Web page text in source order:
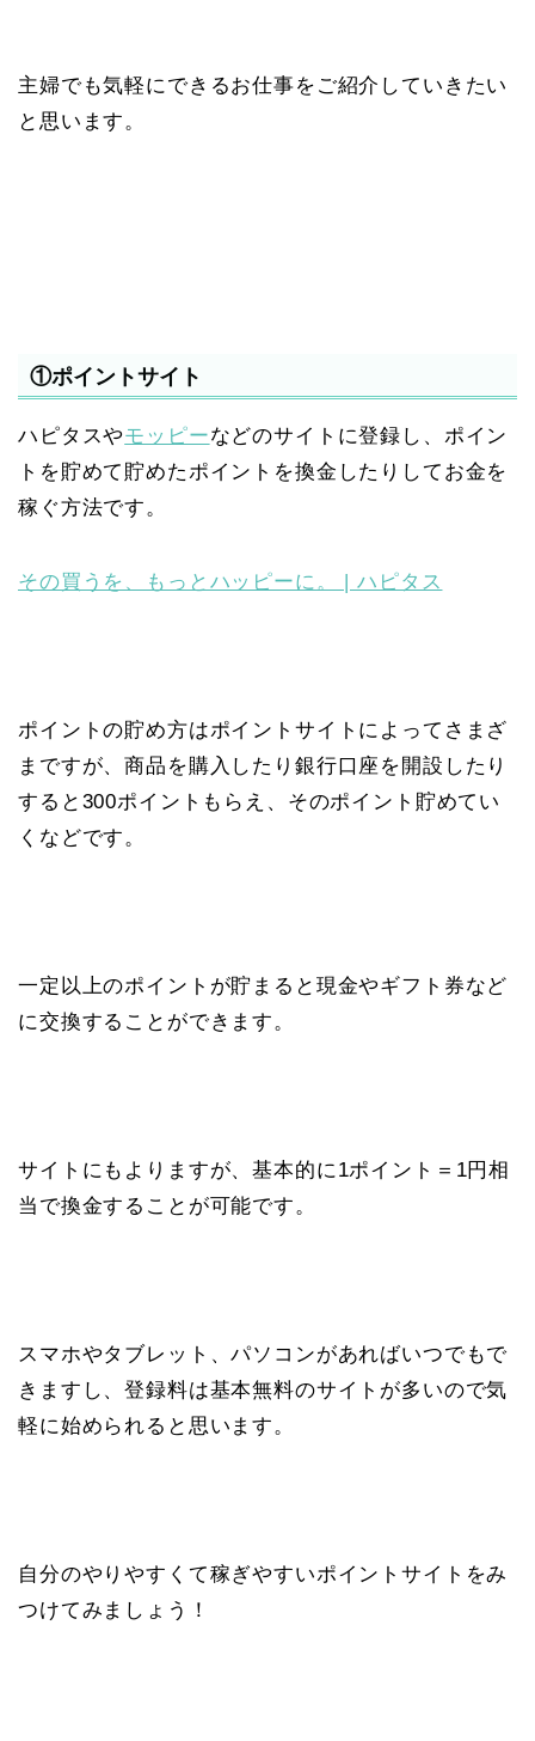
主婦でも気軽にできるお仕事をご紹介していきたい
と思います。
①ポイントサイト
ハピタスやモッピーなどのサイトに登録し、ポイン
トを貯めて貯めたポイントを換金したりしてお金を
稼ぐ方法です。
その買うを、もっとハッピーに。 | ハピタス
ポイントの貯め方はポイントサイトによってさまざ
まですが、商品を購入したり銀行口座を開設したり
すると300ポイントもらえ、そのポイント貯めてい
くなどです。
一定以上のポイントが貯まると現金やギフト券など
に交換することができます。
サイトにもよりますが、基本的に1ポイント＝1円相
当で換金することが可能です。
スマホやタブレット、パソコンがあればいつでもで
きますし、登録料は基本無料のサイトが多いので気
軽に始められると思います。
自分のやりやすくて稼ぎやすいポイントサイトをみ
つけてみましょう！